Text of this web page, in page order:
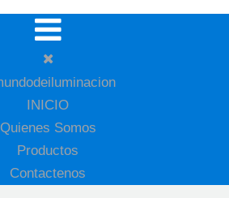
INICIO
Quienes Somos
Productos
Contactenos